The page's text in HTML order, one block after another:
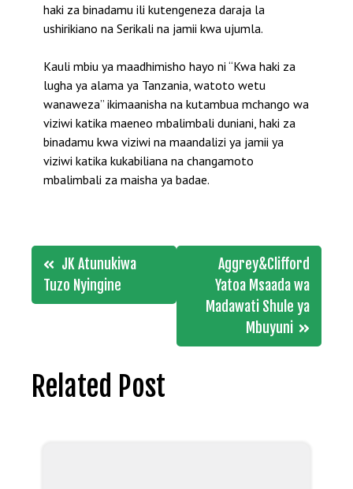
haki za binadamu ili kutengeneza daraja la
ushirikiano na Serikali na jamii kwa ujumla.
Kauli mbiu ya maadhimisho hayo ni “Kwa haki za
lugha ya alama ya Tanzania, watoto wetu
wanaweza’’ ikimaanisha na kutambua mchango wa
viziwi katika maeneo mbalimbali duniani, haki za
binadamu kwa viziwi na maandalizi ya jamii ya
viziwi katika kukabiliana na changamoto
mbalimbali za maisha ya badae.
Post
navigation
JK Atunukiwa
Tuzo Nyingine
Aggrey&Clifford
Yatoa Msaada wa
Madawati Shule ya
Mbuyuni
Related Post